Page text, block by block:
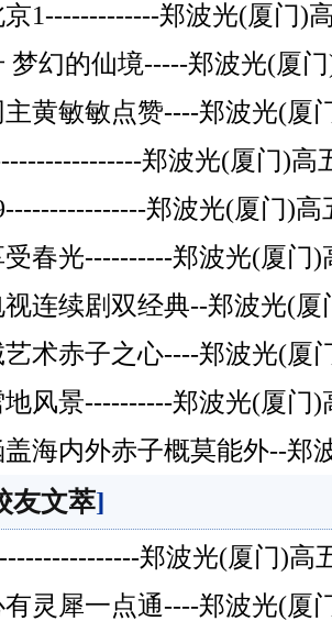
京1-------------郑波光(厦门)
梦幻的仙境-----郑波光(厦
黄敏敏点赞----郑波光(厦
郑波光(厦门)高
郑波光(厦门)
春光----------郑波光(厦门
视连续剧双经典--郑波光(
术赤子之心----郑波光(厦
风景----------郑波光(厦门
海内外赤子概莫能外--郑
友文萃]
郑波光(厦门)高
灵犀一点通----郑波光(厦